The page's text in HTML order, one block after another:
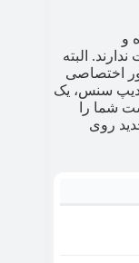
و
البته
اختصاصی
دیپ سنس، یک
شما را
روی